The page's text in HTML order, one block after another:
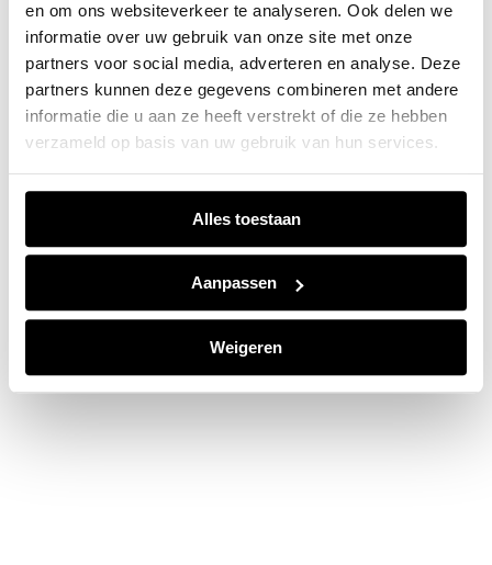
en om ons websiteverkeer te analyseren. Ook delen we
informatie over uw gebruik van onze site met onze
partners voor social media, adverteren en analyse. Deze
partners kunnen deze gegevens combineren met andere
informatie die u aan ze heeft verstrekt of die ze hebben
verzameld op basis van uw gebruik van hun services.
Alles toestaan
Aanpassen
Weigeren
Application error: a client-side exception has occurred while
loadingwww.jvk.nl(see the browser consolefor more
information).